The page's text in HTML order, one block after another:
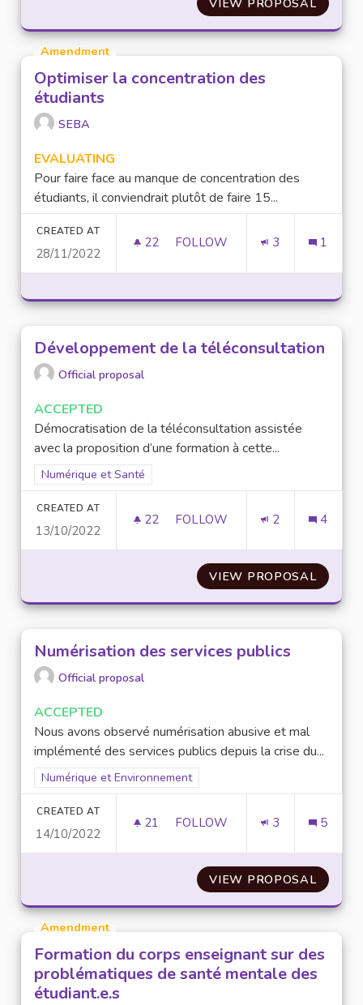
Amendment
Optimiser la concentration des
étudiants
SEBA
EVALUATING
Pour faire face au manque de concentration des
étudiants, il conviendrait plutôt de faire 15...
CREATED AT
28/11/2022
22 22 FOLLOWERS
FOLLOW 3 1
Développement de la téléconsultation
Official proposal
ACCEPTED
Démocratisation de la téléconsultation assistée
avec la proposition d’une formation à cette...
Filter results for scope: Numérique et Santé
Numérique et Santé
CREATED AT
13/10/2022
22 22 FOLLOWERS
FOLLOW 2 4
VIEW PROPOSAL
Numérisation des services publics
Official proposal
ACCEPTED
Nous avons observé numérisation abusive et mal
implémenté des services publics depuis la crise du...
Filter results for scope: Numérique et Environnement
Numérique et Environnement
CREATED AT
14/10/2022
21 21 FOLLOWERS
FOLLOW 3 5
VIEW PROPOSAL
Amendment
Formation du corps enseignant sur des
problématiques de santé mentale des
étudiant.e.s